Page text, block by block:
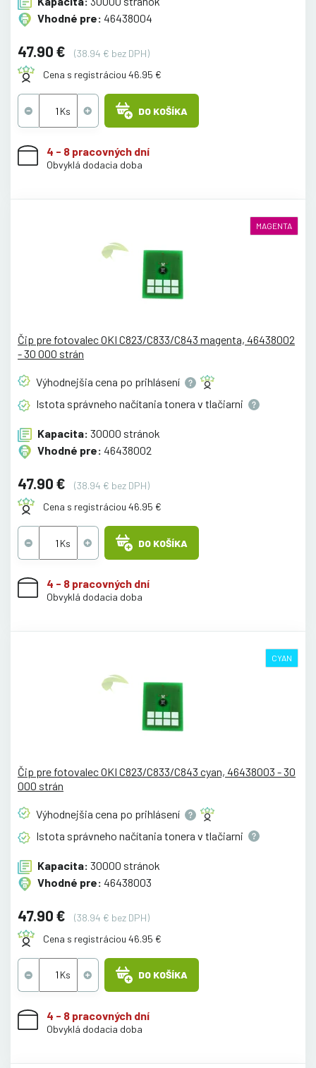
Vhodné pre: 46438004
47.90 €
(38.94 € bez DPH)
Cena s registráciou 46.95 €
DO KOŠÍKA
4 - 8 pracovných dní
Obvyklá dodacia doba
MAGENTA
Čip pre fotovalec OKI C823/C833/C843 magenta, 46438002
- 30 000 strán
Výhodnejšia cena po prihlásení
Istota správneho načítania tonera v tlačiarni
Kapacita: 30000 stránok
Vhodné pre: 46438002
47.90 €
(38.94 € bez DPH)
Cena s registráciou 46.95 €
DO KOŠÍKA
4 - 8 pracovných dní
Obvyklá dodacia doba
CYAN
Čip pre fotovalec OKI C823/C833/C843 cyan, 46438003 - 30
000 strán
Výhodnejšia cena po prihlásení
Istota správneho načítania tonera v tlačiarni
Kapacita: 30000 stránok
Vhodné pre: 46438003
47.90 €
(38.94 € bez DPH)
Cena s registráciou 46.95 €
DO KOŠÍKA
4 - 8 pracovných dní
Obvyklá dodacia doba